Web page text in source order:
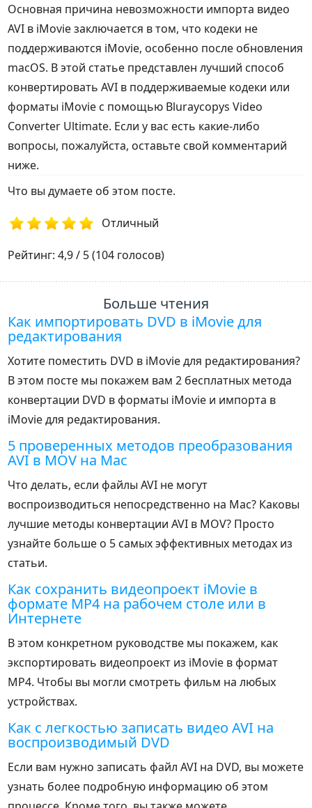
Основная причина невозможности импорта видео
AVI в iMovie заключается в том, что кодеки не
поддерживаются iMovie, особенно после обновления
macOS. В этой статье представлен лучший способ
конвертировать AVI в поддерживаемые кодеки или
форматы iMovie с помощью Bluraycopys Video
Converter Ultimate. Если у вас есть какие-либо
вопросы, пожалуйста, оставьте свой комментарий
ниже.
Что вы думаете об этом посте.
1 2 4 5
Отличный
Рейтинг: 4,9 / 5 (104 голосов)
Больше чтения
Как импортировать DVD в iMovie для
редактирования
Хотите поместить DVD в iMovie для редактирования?
В этом посте мы покажем вам 2 бесплатных метода
конвертации DVD в форматы iMovie и импорта в
iMovie для редактирования.
5 проверенных методов преобразования
AVI в MOV на Mac
Что делать, если файлы AVI не могут
воспроизводиться непосредственно на Mac? Каковы
лучшие методы конвертации AVI в MOV? Просто
узнайте больше о 5 самых эффективных методах из
статьи.
Как сохранить видеопроект iMovie в
формате MP4 на рабочем столе или в
Интернете
В этом конкретном руководстве мы покажем, как
экспортировать видеопроект из iMovie в формат
MP4. Чтобы вы могли смотреть фильм на любых
устройствах.
Как с легкостью записать видео AVI на
воспроизводимый DVD
Если вам нужно записать файл AVI на DVD, вы можете
узнать более подробную информацию об этом